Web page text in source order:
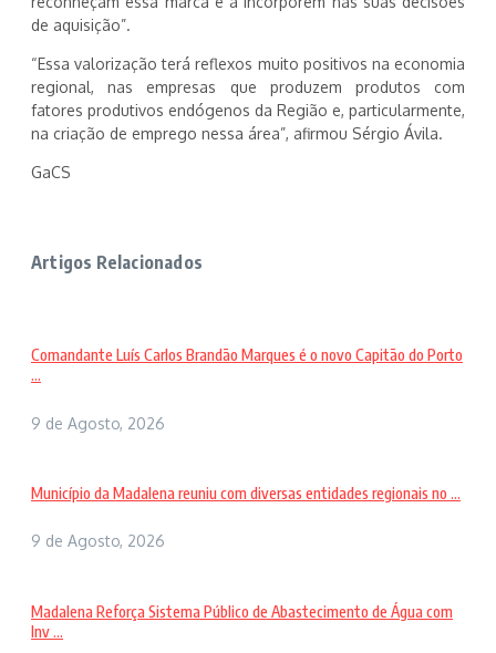
de aquisição”.
“Essa valorização terá reflexos muito positivos na economia
regional, nas empresas que produzem produtos com
fatores produtivos endógenos da Região e, particularmente,
na criação de emprego nessa área”, afirmou Sérgio Ávila.
GaCS
Artigos Relacionados
Comandante Luís Carlos Brandão Marques é o novo Capitão do Porto
...
9 de Agosto, 2026
Município da Madalena reuniu com diversas entidades regionais no ...
9 de Agosto, 2026
Madalena Reforça Sistema Público de Abastecimento de Água com
Inv ...